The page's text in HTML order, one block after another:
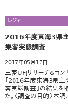
レジャー
2016年度東海3県主
集客実態調査
2017年05月17日
三菱UFJリサーチ&コン
「2016年度東海3県主
客実態調査」の結果を
た。〈調査の目的〉本調